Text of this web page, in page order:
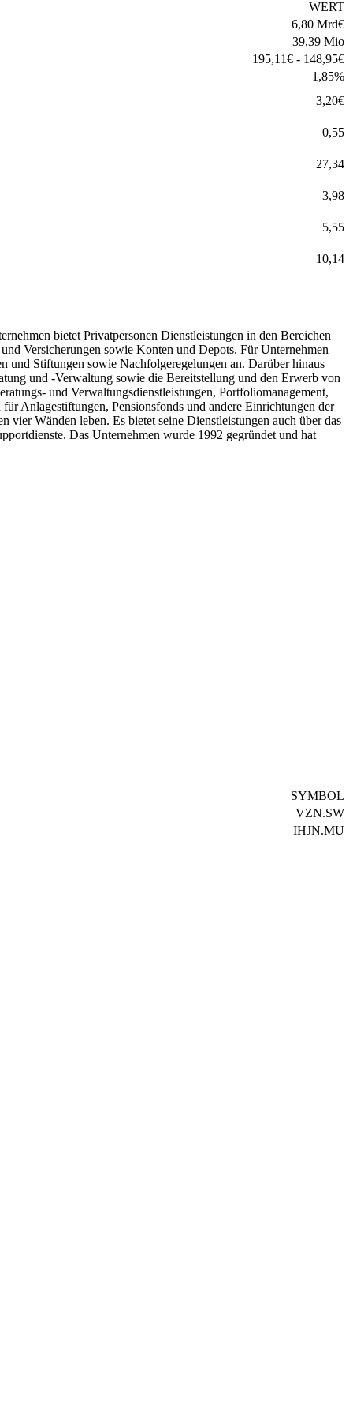
WERT
6,80 Mrd€
39,39 Mio
195,11€ - 148,95€
1,85%
3,20€
0,55
27,34
3,98
5,55
10,14
bietet Privatpersonen Dienstleistungen in den Bereichen
Versicherungen sowie Konten und Depots. Für Unternehmen
und Stiftungen sowie Nachfolgeregelungen an. Darüber hinaus
und -Verwaltung sowie die Bereitstellung und den Erwerb von
und Verwaltungsdienstleistungen, Portfoliomanagement,
Anlagestiftungen, Pensionsfonds und andere Einrichtungen der
vier Wänden leben. Es bietet seine Dienstleistungen auch über das
Das Unternehmen wurde 1992 gegründet und hat
SYMBOL
VZN.SW
IHJN.MU